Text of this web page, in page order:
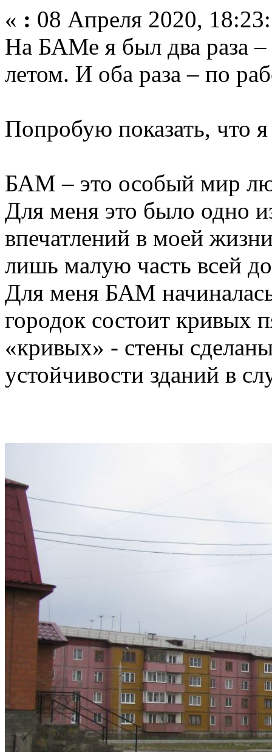
« : 08 Апреля 2020,
На БАМе я был два раза –
летом. И оба раза – по
Попробую показать, что
БАМ – это особый мир
Для меня это было одно
впечатлений в моей
лишь малую часть всей
Для меня БАМ
городок состоит кривых
«кривых» - стены
устойчивости зданий в